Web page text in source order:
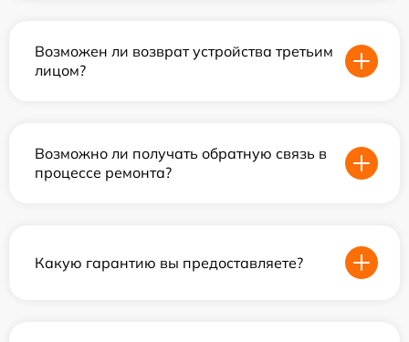
Возможен ли возврат устройства третьим
лицом?
Возможно ли получать обратную связь в
процессе ремонта?
Какую гарантию вы предоставляете?